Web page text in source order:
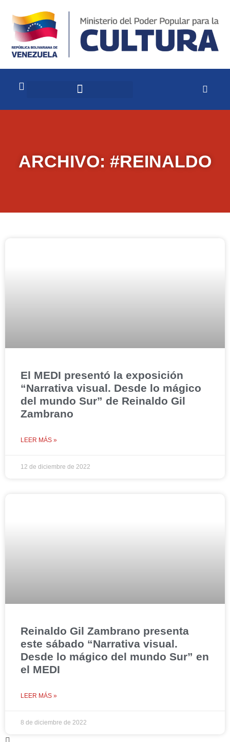
ARCHIVO: #REINALDO
El MEDI presentó la exposición
“Narrativa visual. Desde lo mágico
del mundo Sur” de Reinaldo Gil
Zambrano
LEER MÁS »
12 de diciembre de 2022
Reinaldo Gil Zambrano presenta
este sábado “Narrativa visual.
Desde lo mágico del mundo Sur” en
el MEDI
LEER MÁS »
8 de diciembre de 2022